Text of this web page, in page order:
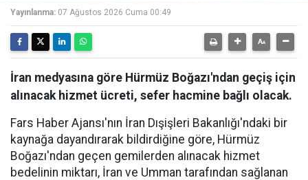
Yayınlanma: 07 Ağustos 2026 Cuma 00:49
İran medyasına göre Hürmüz Boğazı'ndan geçiş için
alınacak hizmet ücreti, sefer hacmine bağlı olacak.
Fars Haber Ajansı'nın İran Dışişleri Bakanlığı'ndaki bir
kaynağa dayandırarak bildirdiğine göre, Hürmüz
Boğazı'ndan geçen gemilerden alınacak hizmet
bedelinin miktarı, İran ve Umman tarafından sağlanan